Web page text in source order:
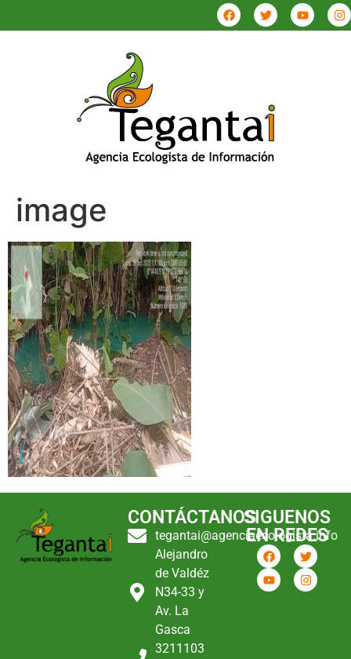
image
CONTÁCTANOS
tegantai@agenciaecologista.info
Alejandro
de Valdéz
N34-33 y
Av. La
Gasca
3211103
SIGUENOS
EN REDES